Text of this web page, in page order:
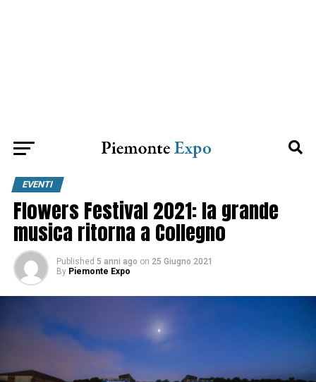
EVENTI
Flowers Festival 2021: la grande
musica ritorna a Collegno
Published 5 anni ago on 25 Giugno 2021
By Piemonte Expo